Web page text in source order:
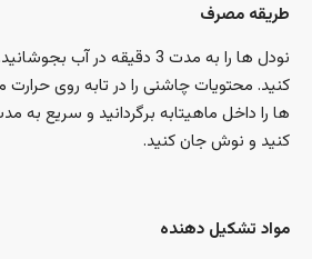
طریقه مصرف
نودل ها را به مدت 3 دقیقه در آب
کنید. محتویات چاشنی را در تابه روی حرارت
کنید و نوش جان کنید.
مواد تشکیل دهنده